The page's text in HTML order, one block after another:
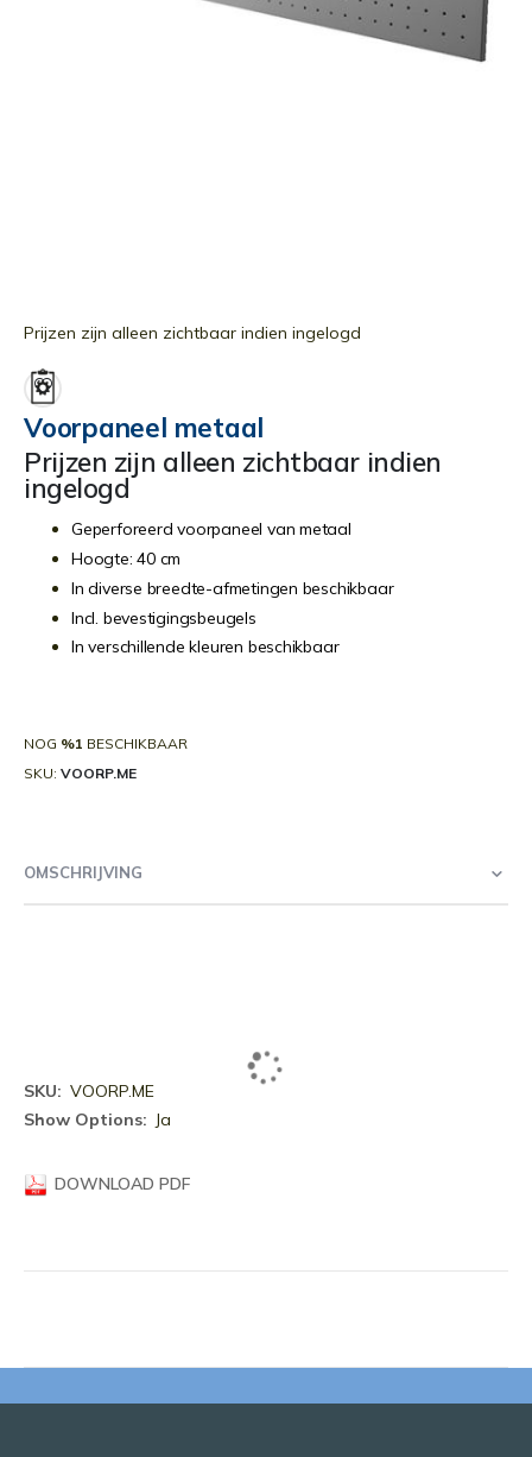
naar
begin
van
de
afbeeldingen-
gallerij
Voorpaneel metaal
Prijzen zijn alleen zichtbaar indien
ingelogd
Geperforeerd voorpaneel van metaal
Hoogte: 40 cm
In diverse breedte-afmetingen beschikbaar
Incl. bevestigingsbeugels
In verschillende kleuren beschikbaar
NOG %1 BESCHIKBAAR
SKU VOORP.ME
Prijzen zijn alleen zichtbaar indien ingelogd
OMSCHRIJVING
Meer
informatie
VOORP.ME
Ja
DOWNLOAD PDF